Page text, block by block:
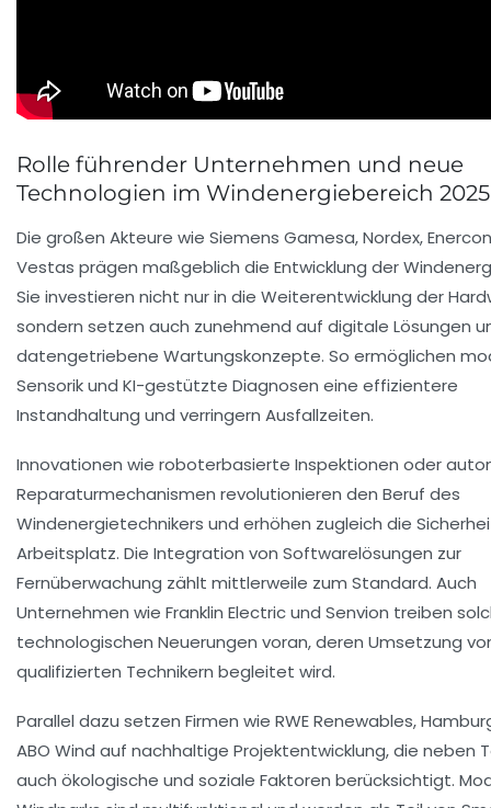
Rolle führender Unternehmen und neue
Technologien im Windenergiebereich 2025
Die großen Akteure wie Siemens Gamesa, Nordex,
Vestas prägen maßgeblich die Entwicklung der
Sie investieren nicht nur in die Weiterentwicklung der
sondern setzen auch zunehmend auf digitale Lösungen
datengetriebene Wartungskonzepte. So ermöglichen
Sensorik und KI-gestützte Diagnosen eine effizientere
Instandhaltung und verringern Ausfallzeiten.
Innovationen wie roboterbasierte Inspektionen oder
Reparaturmechanismen revolutionieren den Beruf des
Windenergietechnikers und erhöhen zugleich die
Arbeitsplatz. Die Integration von Softwarelösungen zur
Fernüberwachung zählt mittlerweile zum Standard. Auch
Unternehmen wie Franklin Electric und Senvion treiben
technologischen Neuerungen voran, deren Umsetzung
qualifizierten Technikern begleitet wird.
Parallel dazu setzen Firmen wie RWE Renewables,
ABO Wind auf nachhaltige Projektentwicklung, die neben
auch ökologische und soziale Faktoren berücksichtigt.